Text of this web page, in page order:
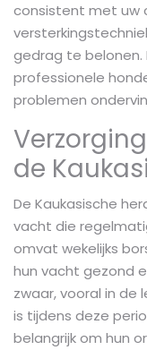
consistent met uw
gedrag te belonen.
professionele
problemen
de
De Kaukasische
vacht die
omvat wekelijks
hun vacht gezond
zwaar, vooral in de
is tijdens deze
belangrijk om hun